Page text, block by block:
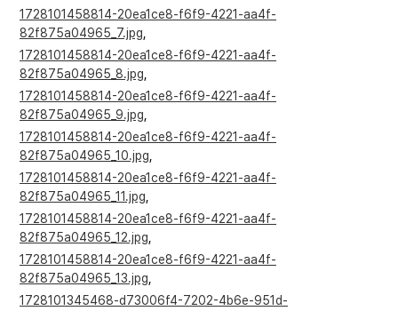
1728101458814-20ea1ce8-f6f9-4221-aa4f-
82f875a04965_7.jpg
1728101458814-20ea1ce8-f6f9-4221-aa4f-
82f875a04965_8.jpg
1728101458814-20ea1ce8-f6f9-4221-aa4f-
82f875a04965_9.jpg
1728101458814-20ea1ce8-f6f9-4221-aa4f-
82f875a04965_10.jpg
1728101458814-20ea1ce8-f6f9-4221-aa4f-
82f875a04965_11.jpg
1728101458814-20ea1ce8-f6f9-4221-aa4f-
82f875a04965_12.jpg
1728101458814-20ea1ce8-f6f9-4221-aa4f-
82f875a04965_13.jpg
1728101345468-d73006f4-7202-4b6e-951d-